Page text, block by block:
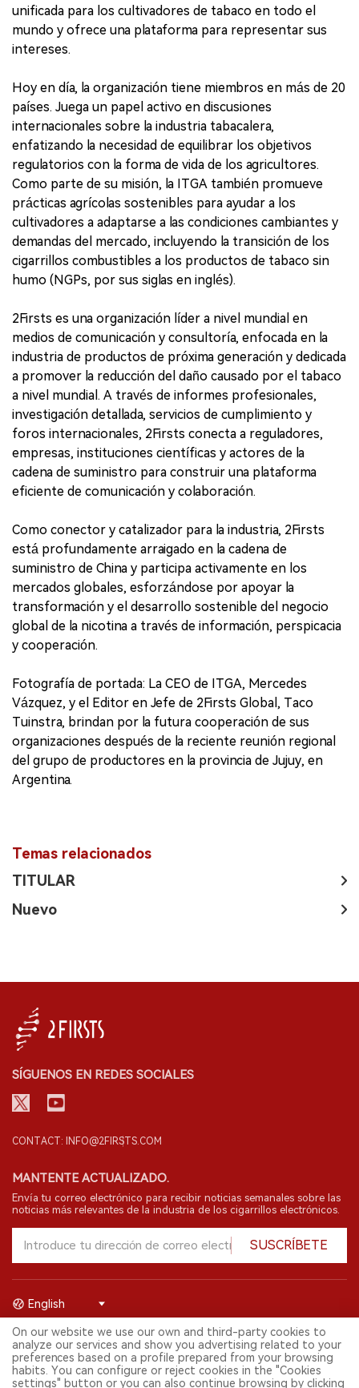
unificada para los cultivadores de tabaco en todo el
mundo y ofrece una plataforma para representar sus
intereses.
Hoy en día, la organización tiene miembros en más de 20
países. Juega un papel activo en discusiones
internacionales sobre la industria tabacalera,
enfatizando la necesidad de equilibrar los objetivos
regulatorios con la forma de vida de los agricultores.
Como parte de su misión, la ITGA también promueve
prácticas agrícolas sostenibles para ayudar a los
cultivadores a adaptarse a las condiciones cambiantes y
demandas del mercado, incluyendo la transición de los
cigarrillos combustibles a los productos de tabaco sin
humo (NGPs, por sus siglas en inglés).
2Firsts es una organización líder a nivel mundial en
medios de comunicación y consultoría, enfocada en la
industria de productos de próxima generación y dedicada
a promover la reducción del daño causado por el tabaco
a nivel mundial. A través de informes profesionales,
investigación detallada, servicios de cumplimiento y
foros internacionales, 2Firsts conecta a reguladores,
empresas, instituciones científicas y actores de la
cadena de suministro para construir una plataforma
eficiente de comunicación y colaboración.
Como conector y catalizador para la industria, 2Firsts
está profundamente arraigado en la cadena de
suministro de China y participa activamente en los
mercados globales, esforzándose por apoyar la
transformación y el desarrollo sostenible del negocio
global de la nicotina a través de información, perspicacia
y cooperación.
Fotografía de portada: La CEO de ITGA, Mercedes
Vázquez, y el Editor en Jefe de 2Firsts Global, Taco
Tuinstra, brindan por la futura cooperación de sus
organizaciones después de la reciente reunión regional
del grupo de productores en la provincia de Jujuy, en
Argentina.
Temas relacionados
TITULAR
Nuevo
SÍGUENOS EN REDES SOCIALES
CONTACT: INFO@2FIRSTS.COM
MANTENTE ACTUALIZADO.
Envía tu correo electrónico para recibir noticias semanales sobre las
noticias más relevantes de la industria de los cigarrillos electrónicos.
SUSCRÍBETE
© 2026 Shenzhen 2FIRSTS Technology Co.,Ltd. Todos los derechos
reservados.
2FIRSTS solo es accesible para profesionales de la industria,
investigadores, medios y otros profesionales. El acceso por menores
English
On our website we use our own and third-party cookies to
analyze our services and show you advertising related to your
preferences based on a profile prepared from your browsing
habits. You can configure or reject cookies in the "Cookies
settings" button or you can also continue browsing by clicking